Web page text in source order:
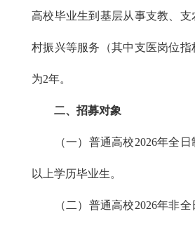
高校毕业生到基层从事支教、
村振兴等服务（其中支医岗位指
为2年。
二、招募对象
（一）普通高校2026年全日
以上学历毕业生。
（二）普通高校2026年非全